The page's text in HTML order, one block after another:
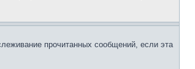
прочитанных сообщений, если эта